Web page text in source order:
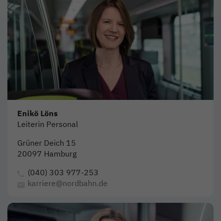
Enikö Löns
Leiterin Personal
Grüner Deich 15
20097 Hamburg
(040) 303 977-253
karriere@nordbahn.de